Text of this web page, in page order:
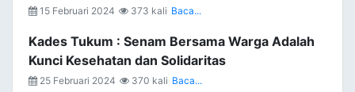
15 Februari 2024 373 kali Baca...
Kades Tukum : Senam Bersama Warga Adalah
Kunci Kesehatan dan Solidaritas
25 Februari 2024 370 kali Baca...